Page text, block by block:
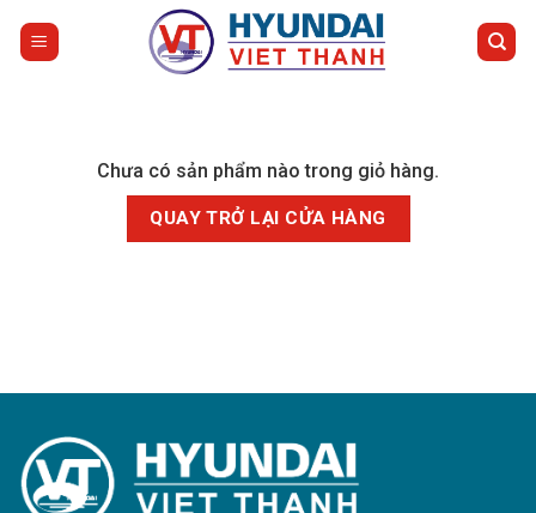
Chưa có sản phẩm nào trong giỏ hàng.
QUAY TRỞ LẠI CỬA HÀNG